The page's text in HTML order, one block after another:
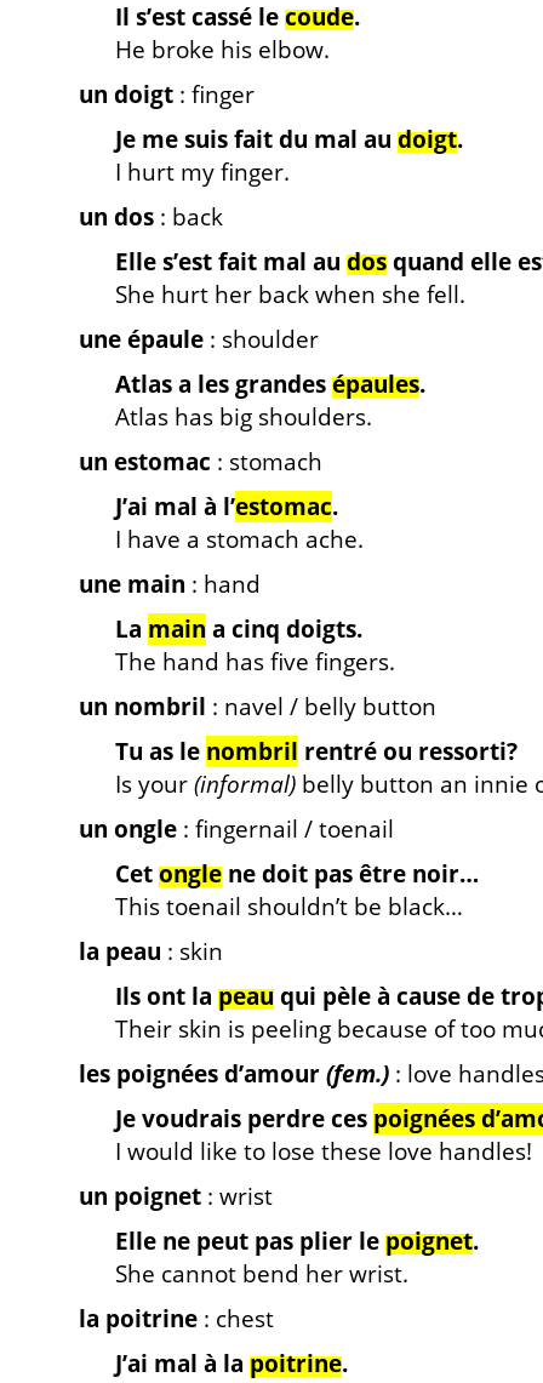
Il s’est cassé lecoude.
He broke his elbow.
un doigt : finger
Je me suis fait du mal au doigt.
I hurt my finger.
un dos : back
Elle s’est fait mal au dosquand elle
She hurt her back when she fell.
une épaule : shoulder
Atlas a les grandesépaules.
Atlas has big shoulders.
un estomac : stomach
J’ai mal à l’estomac.
I have a stomach ache.
une main : hand
La main a cinq doigts.
The hand has five fingers.
un nombril : navel / belly button
Tu as le nombril rentré ou ressorti?
Is your(informal) belly button an innie
un ongle : fingernail / toenail
Cetongle ne doit pas être noir…
This toenail shouldn’t be black…
la peau : skin
Ils ont la peauqui pèle à cause de
Their skin is peeling because of too
les poignées d’amour(fem.) : love
Je voudrais perdre ces poignées
I would like to lose these love handles!
un poignet : wrist
Elle ne peut pas plier lepoignet.
She cannot bend her wrist.
la poitrine : chest
J’ai mal à la poitrine.